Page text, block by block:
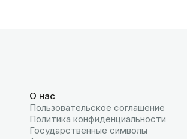
О нас
Пользовательское соглашение
Политика конфиденциальности
Государственные символы